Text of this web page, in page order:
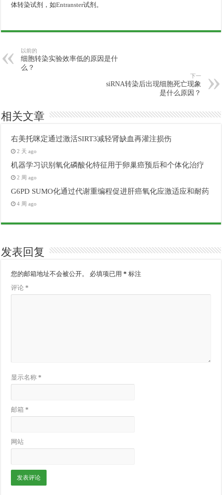
体转染试剂，如Entranster试剂。
以前的
细胞转染实验效率低的原因是什
么？
下一
siRNA转染后出现细胞死亡现象
是什么原因？
相关文章
右美托咪定通过激活SIRT3减轻肾缺血再灌注损伤
2 天 ago
机器学习识别氧化磷酸化特征用于卵巢癌预后和个体化治疗
2 周 ago
G6PD SUMO化通过代谢重编程促进肝癌氧化应激适应和耐药
4 周 ago
发表回复
您的邮箱地址不会被公开。 必填项已用* 标注
评论*
显示名称*
邮箱*
网站